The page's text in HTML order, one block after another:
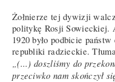
Żołnierze tej dywizji
politykę Rosji Sowieckiej.
1920 było podbicie
republiki radzieckie.
„(...) doszliśmy do
przeciwko nam skończył